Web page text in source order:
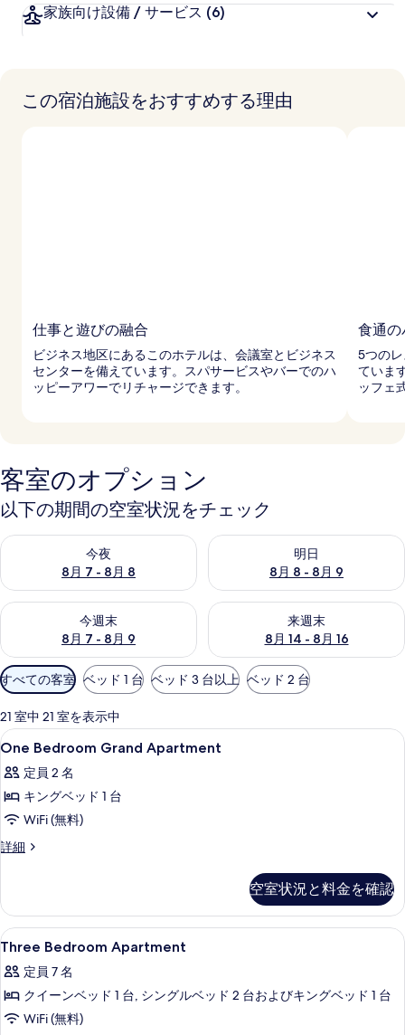
家族向け設備 / サービス (6)
この宿泊施設をおすすめする理由
仕事と遊びの融合
ビジネス地区にあるこのホテルは、会議室とビジネス
センターを備えています。スパサービスやバーでのハ
ッピーアワーでリチャージできます。
食通の
5つの
ていま
ッフェ
客室のオプション
以下の期間の空室状況をチェック
今夜
8月 7 - 8月 8
今夜 8月 7 - 8月 8 の空室状況をチェック
明日
8月 8 - 8月 9
明日 8月 8 - 8月 9 の空室状況
今週末
8月 7 - 8月 9
今週末 8月 7 - 8月 9 の空室状況をチェック
来週末
8月 14 - 8月 16
来週末 8月 14 - 8月 16 の空室
利
用
可
能
な
客
室
の
り
条
件
すべての客室 ベッド 1 台 ベッド 3 台以上 ベッド 2 台
21 室中 21 室を表示中
One
Bedroom
Grand
Apartment
の
す
の
写
真
を
表
高級寝具、ミニバー、セーフティボ
4
One Bedroom Grand Apartment
定員 2 名
キングベッド 1 台
WiFi (無料)
詳細
One
の
詳
細
空室状況と料金を確認
Three
Bedroom
Apartment
の
す
高級寝具、ミニバー、セーフティボ
4
Three Bedroom Apartment
定員 7 名
クイーンベッド 1 台, シングルベッド 2 台およびキングベッド 1 台
WiFi (無料)